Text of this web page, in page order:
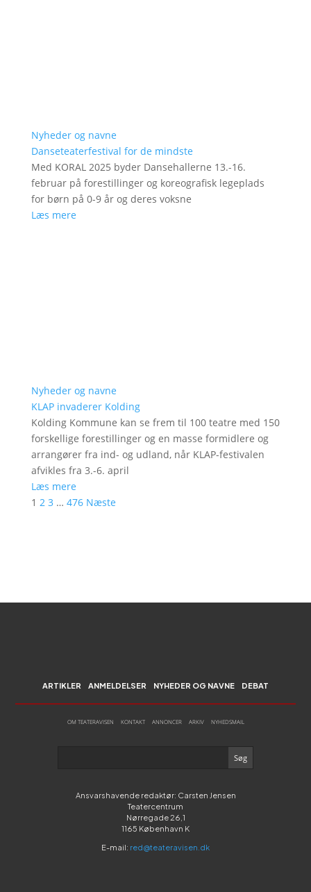
Nyheder og navne
Danseteaterfestival for de mindste
Med KORAL 2025 byder Dansehallerne 13.-16.
februar på forestillinger og koreografisk legeplads
for børn på 0-9 år og deres voksne
Læs mere
Nyheder og navne
KLAP invaderer Kolding
Kolding Kommune kan se frem til 100 teatre med 150
forskellige forestillinger og en masse formidlere og
arrangører fra ind- og udland, når KLAP-festivalen
afvikles fra 3.-6. april
Læs mere
1 2 3 … 476 Næste
ARTIKLER ANMELDELSER NYHEDER OG NAVNE DEBAT
OM TEATERAVISEN KONTAKT ANNONCER ARKIV NYHEDSMAIL
Ansvarshavende redaktør: Carsten Jensen
Teatercentrum
Nørregade 26,1
1165 København K
E-mail: red@teateravisen.dk